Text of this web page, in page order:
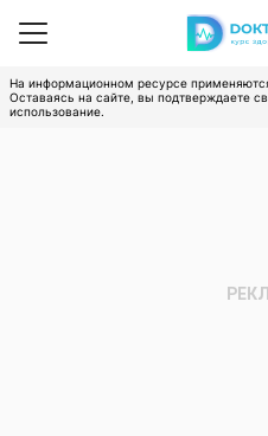
На информационном ресурсе
Оставаясь на сайте, вы подтверждаете
использование.